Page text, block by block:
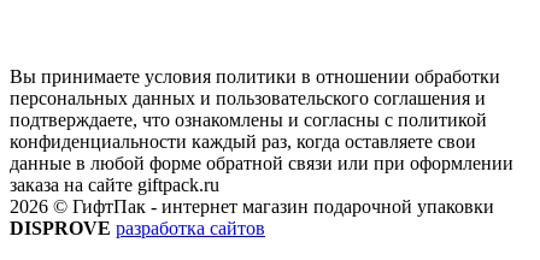
Вы принимаете условия политики в отношении обработки
персональных данных и пользовательского соглашения и
подтверждаете, что ознакомлены и согласны с политикой
конфиденциальности каждый раз, когда оставляете свои
данные в любой форме обратной связи или при оформлении
заказа на сайте giftpack.ru
2026 © ГифтПак - интернет магазин подарочной упаковки
DISPROVE разработка сайтов